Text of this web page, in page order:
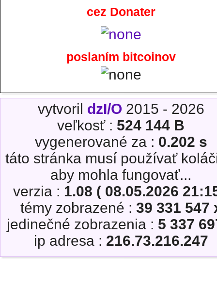
cez Donater
poslaním bitcoinov
vytvoril dzI/O 2015 - 2026
veľkosť : 524 144 B
vygenerované za : 0.202 s
táto stránka musí používať
aby mohla fungovať...
verzia : 1.08 ( 08.05.2026
témy zobrazené : 39 331 547
jedinečné zobrazenia : 5 337
ip adresa : 216.73.216.247